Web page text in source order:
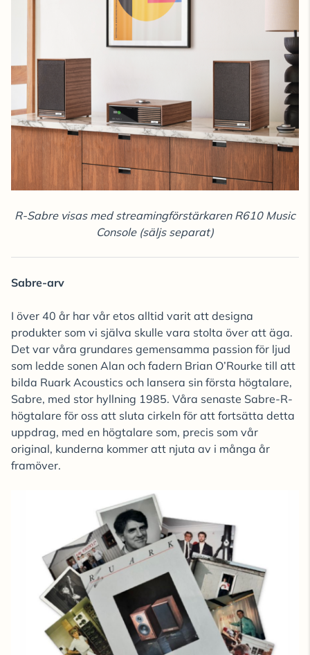
R-Sabre visas med streamingförstärkaren R610 Music
Console (säljs separat)
Sabre-arv
I över 40 år har vår etos alltid varit att designa
produkter som vi själva skulle vara stolta över att äga.
Det var våra grundares gemensamma passion för ljud
som ledde sonen Alan och fadern Brian O’Rourke till att
bilda Ruark Acoustics och lansera sin första högtalare,
Sabre, med stor hyllning 1985. Våra senaste Sabre-R-
högtalare för oss att sluta cirkeln för att fortsätta detta
uppdrag, med en högtalare som, precis som vår
original, kunderna kommer att njuta av i många år
framöver.